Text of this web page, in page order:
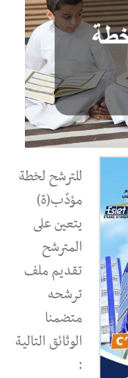
للترشح لخطة
مؤدّب(ة)
يتعين على
المترشح
تقديم ملف
ترشحه
متضمنا
الوثائق التالية
: